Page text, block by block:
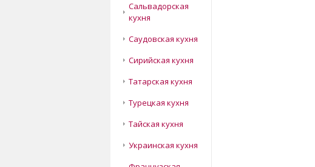
Сальвадорская
кухня
Саудовская кухня
Сирийская кухня
Татарская кухня
Турецкая кухня
Тайская кухня
Украинская кухня